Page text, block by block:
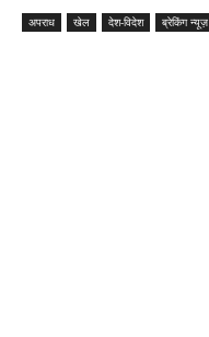
अपराध खेल देश-विदेश ब्रेकिंग न्यूज़